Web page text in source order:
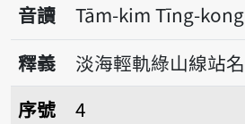
音讀
Tām-kim Tīng-kong
釋義
淡海輕軌綠山線站名
序號4淡江大學
序號
4